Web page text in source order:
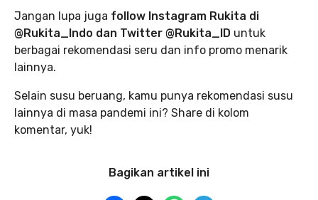
Jangan lupa juga follow Instagram Rukita di
@Rukita_Indo dan Twitter @Rukita_ID untuk
berbagai rekomendasi seru dan info promo menarik
lainnya.
Selain susu beruang, kamu punya rekomendasi susu
lainnya di masa pandemi ini? Share di kolom
komentar, yuk!
Bagikan artikel ini